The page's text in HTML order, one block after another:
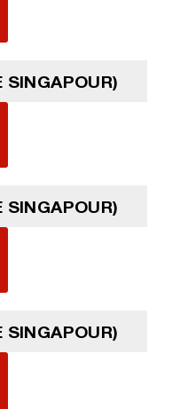
SINGAPOUR)
SINGAPOUR)
SINGAPOUR)